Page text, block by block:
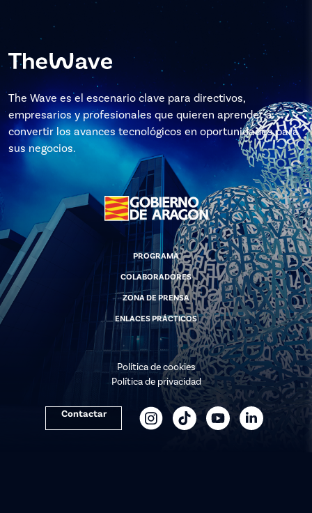
The Wave es el escenario clave para directivos,
empresarios y profesionales que quieren aprender a
convertir los avances tecnológicos en oportunidades para
sus negocios.
PROGRAMA
COLABORADORES
ZONA DE PRENSA
ENLACES PRÁCTICOS
Política de cookies
Política de privacidad
Contactar